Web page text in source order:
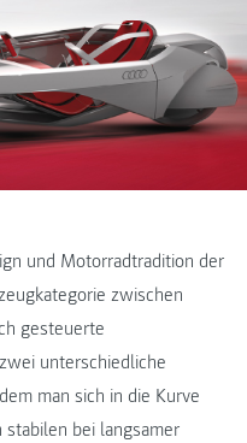
und Motorradtradition der
zwischen
gesteuerte
unterschiedliche
man sich in die Kurve
bei langsamer